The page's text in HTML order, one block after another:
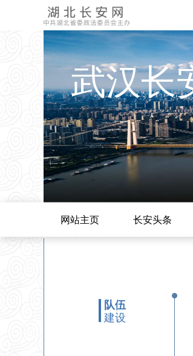
武汉长
网站主页 长安头条
队伍
建设